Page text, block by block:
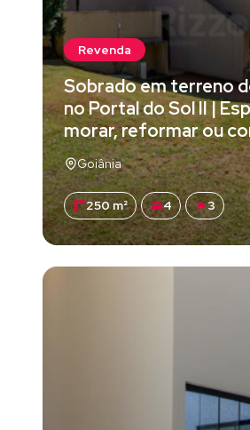
Revenda
Sobrado em terreno
no Portal do Sol II |
morar, reformar ou
Goiânia
250 m² 4 3